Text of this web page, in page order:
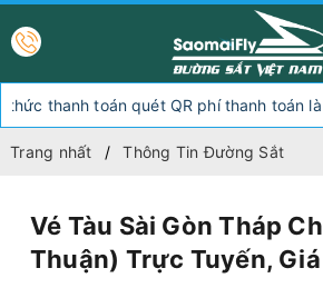
quét QR phí thanh toán là 0 đồng,
Trang nhất Thông Tin Đường Sắt
Vé Tàu Sài Gòn Tháp
Thuận) Trực Tuyến, Giá